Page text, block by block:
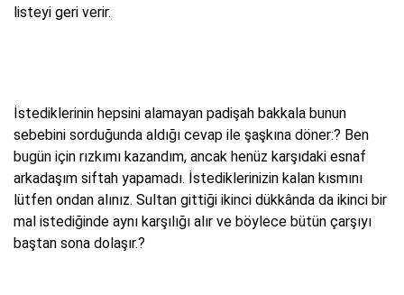
listeyi geri verir.
İstediklerinin hepsini alamayan padişah bakkala bunun
sebebini sorduğunda aldığı cevap ile şaşkına döner:? Ben
bugün için rızkımı kazandım, ancak henüz karşıdaki esnaf
arkadaşım siftah yapamadı. İstediklerinizin kalan kısmını
lütfen ondan alınız. Sultan gittiği ikinci dükkânda da ikinci bir
mal istediğinde aynı karşılığı alır ve böylece bütün çarşıyı
baştan sona dolaşır.?